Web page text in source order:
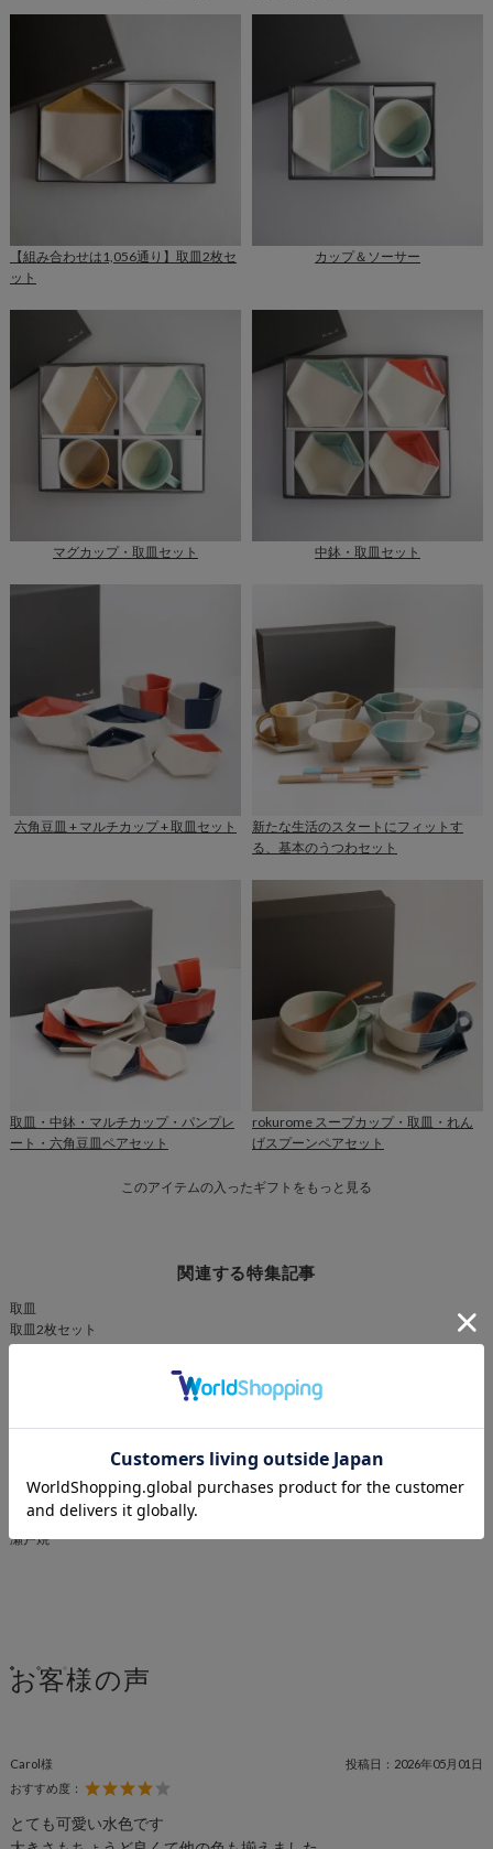
【組み合わせは1,056通り】取皿2枚セ
ット
カップ＆ソーサー
マグカップ・取皿セット 中鉢・取皿セット
六角豆皿 + マルチカップ + 取皿セット
新たな生活のスタートにフィットす
る、基本のうつわセット
取皿・中鉢・マルチカップ・パンプレ
ート・六角豆皿ペアセット
rokurome スープカップ・取皿・れん
げスプーンペアセット
このアイテムの入ったギフトをもっと見る
関連する特集記事
取皿
取皿2枚セット
マグカップ・取皿セット
基本のうつわセット
六角形
m.m.d.
瀬戸焼
お客様の声
Carol様 投稿日： 2026年05月01日
おすすめ度：
とても可愛い水色です